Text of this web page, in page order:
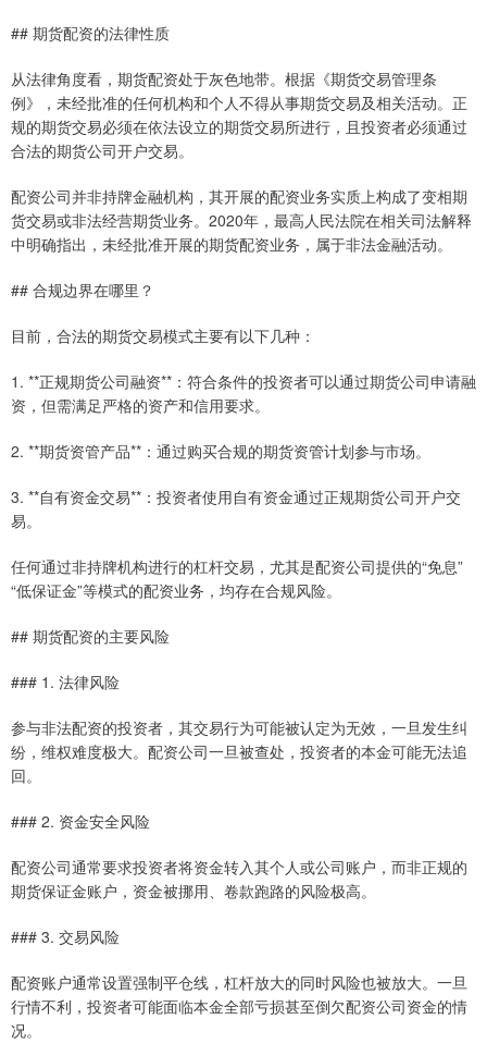
## 期货配资的法律性质
从法律角度看，期货配资处于灰色地带。根据《期货交易管理条
例》，未经批准的任何机构和个人不得从事期货交易及相关活动。正
规的期货交易必须在依法设立的期货交易所进行，且投资者必须通过
合法的期货公司开户交易。
配资公司并非持牌金融机构，其开展的配资业务实质上构成了变相期
货交易或非法经营期货业务。2020年，最高人民法院在相关司法解释
中明确指出，未经批准开展的期货配资业务，属于非法金融活动。
## 合规边界在哪里？
目前，合法的期货交易模式主要有以下几种：
1. **正规期货公司融资**：符合条件的投资者可以通过期货公司申请融
资，但需满足严格的资产和信用要求。
2. **期货资管产品**：通过购买合规的期货资管计划参与市场。
3. **自有资金交易**：投资者使用自有资金通过正规期货公司开户交
易。
任何通过非持牌机构进行的杠杆交易，尤其是配资公司提供的“免息”
“低保证金”等模式的配资业务，均存在合规风险。
## 期货配资的主要风险
### 1. 法律风险
参与非法配资的投资者，其交易行为可能被认定为无效，一旦发生纠
纷，维权难度极大。配资公司一旦被查处，投资者的本金可能无法追
回。
### 2. 资金安全风险
配资公司通常要求投资者将资金转入其个人或公司账户，而非正规的
期货保证金账户，资金被挪用、卷款跑路的风险极高。
### 3. 交易风险
配资账户通常设置强制平仓线，杠杆放大的同时风险也被放大。一旦
行情不利，投资者可能面临本金全部亏损甚至倒欠配资公司资金的情
况。